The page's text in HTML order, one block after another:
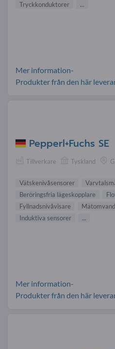
Tryckkonduktorer
...
Mer information-
Produkter från den här
Pepperl+Fuchs SE
Tillverkare Tyskland
Vätskenivåsensorer
Beröringsfria lägeskopplare
Fyllnadsnivåvisare
Induktiva sensorer
...
Mer information-
Produkter från den här